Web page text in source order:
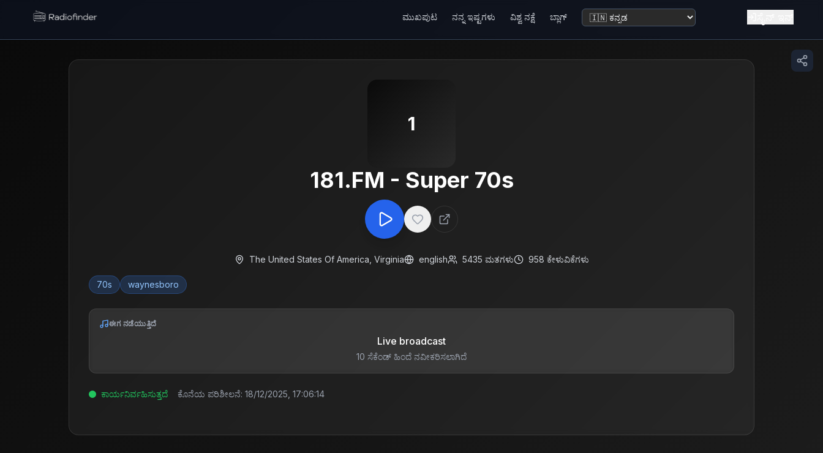
Radiofinder home
ಮುಖಪುಟ ನನ್ನ ಇಷ್ಟಗಳು ವಿಶ್ವ ನಕ್ಷೆ ಬ್ಲಾಗ್ ಭಾಷೆ ಬದಲಿಸಿ
1
181.FM - Super 70s
The United States Of America Virginia english 5435 ಮತಗಳು 958 ಕೇಳುವಿಕೆಗಳು
70s waynesboro
ಈಗ ನಡೆಯುತ್ತಿದೆ
Live broadcast
10 ಸೆಕೆಂಡ್ ಹಿಂದೆ ನವೀಕರಿಸಲಾಗಿದೆ
ಕಾರ್ಯನಿರ್ವಹಿಸುತ್ತದೆ ಕೊನೆಯ ಪರಿಶೀಲನೆ: 18/12/2025, 17:06:14